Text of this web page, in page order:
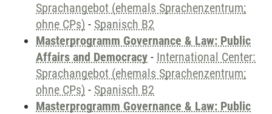
Sprachangebot (ehemals Sprachenzentrum;
ohne CPs) - Spanisch B2
Masterprogramm Governance & Law: Public
Affairs and Democracy - International Center:
Sprachangebot (ehemals Sprachenzentrum;
ohne CPs) - Spanisch B2
Masterprogramm Governance & Law: Public